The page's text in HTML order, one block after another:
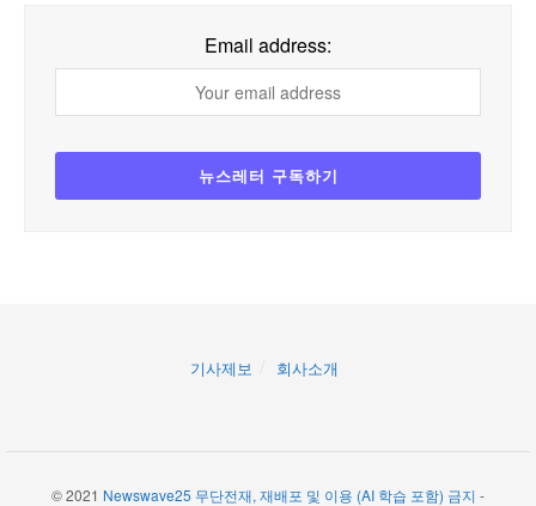
Email address:
기사제보 회사소개
© 2021 Newswave25 무단전재, 재배포 및 이용 (AI 학습 포함) 금지 -